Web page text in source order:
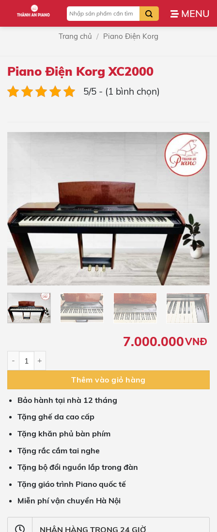
nội
Tìm
kiếm:
Trang chủ / Piano Điện Korg
Piano Điện Korg XC2000
5/5 - (1 bình chọn)
7.000.000VNĐ
Thêm vào giỏ hàng
Bảo hành tại nhà 12 tháng
Tặng ghế da cao cấp
Tặng khăn phủ bàn phím
Tặng rắc cắm tai nghe
Tặng bộ đổi nguồn lắp trong đàn
Tặng giáo trình Piano quốc tế
Miễn phí vận chuyển Hà Nội
NHẬN HÀNG TRONG 24 GIỜ